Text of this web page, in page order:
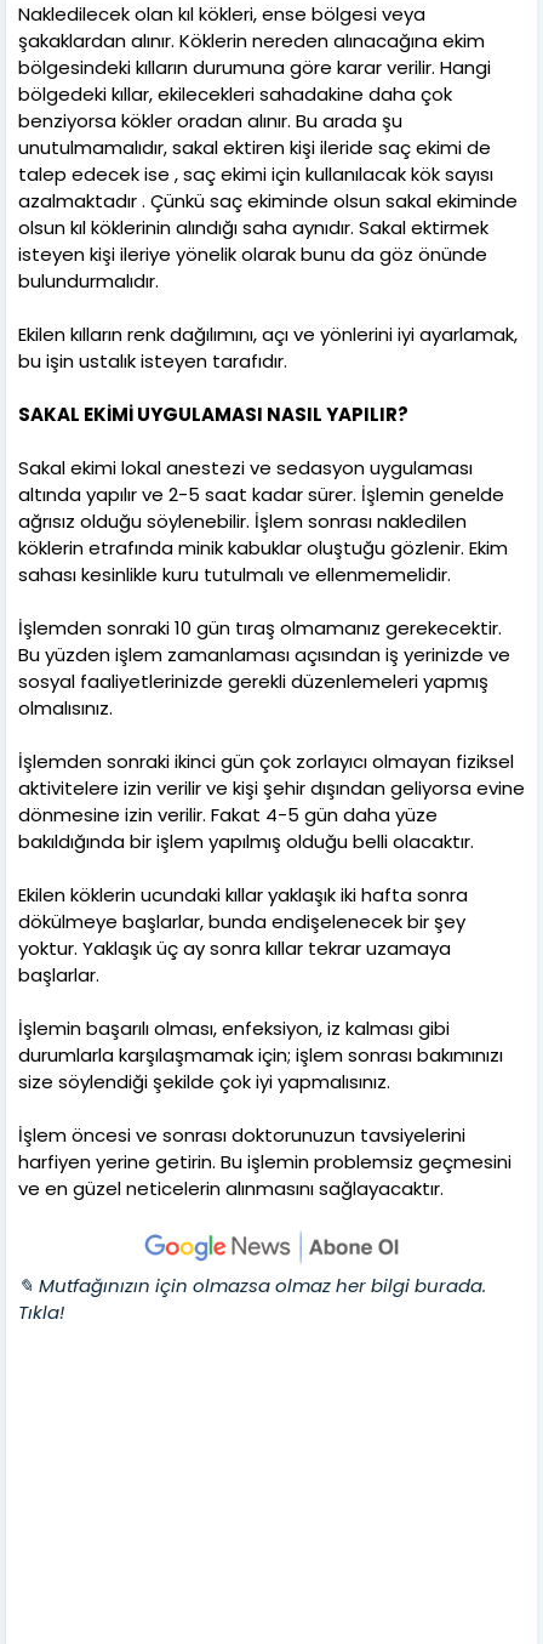
Nakledilecek olan kıl kökleri, ense bölgesi veya
şakaklardan alınır. Köklerin nereden alınacağına ekim
bölgesindeki kılların durumuna göre karar verilir. Hangi
bölgedeki kıllar, ekilecekleri sahadakine daha çok
benziyorsa kökler oradan alınır. Bu arada şu
unutulmamalıdır, sakal ektiren kişi ileride saç ekimi de
talep edecek ise , saç ekimi için kullanılacak kök sayısı
azalmaktadır . Çünkü saç ekiminde olsun sakal ekiminde
olsun kıl köklerinin alındığı saha aynıdır. Sakal ektirmek
isteyen kişi ileriye yönelik olarak bunu da göz önünde
bulundurmalıdır.
Ekilen kılların renk dağılımını, açı ve yönlerini iyi ayarlamak,
bu işin ustalık isteyen tarafıdır.
SAKAL EKİMİ UYGULAMASI NASIL YAPILIR?
Sakal ekimi lokal anestezi ve sedasyon uygulaması
altında yapılır ve 2-5 saat kadar sürer. İşlemin genelde
ağrısız olduğu söylenebilir. İşlem sonrası nakledilen
köklerin etrafında minik kabuklar oluştuğu gözlenir. Ekim
sahası kesinlikle kuru tutulmalı ve ellenmemelidir.
İşlemden sonraki 10 gün tıraş olmamanız gerekecektir.
Bu yüzden işlem zamanlaması açısından iş yerinizde ve
sosyal faaliyetlerinizde gerekli düzenlemeleri yapmış
olmalısınız.
İşlemden sonraki ikinci gün çok zorlayıcı olmayan fiziksel
aktivitelere izin verilir ve kişi şehir dışından geliyorsa evine
dönmesine izin verilir. Fakat 4-5 gün daha yüze
bakıldığında bir işlem yapılmış olduğu belli olacaktır.
Ekilen köklerin ucundaki kıllar yaklaşık iki hafta sonra
dökülmeye başlarlar, bunda endişelenecek bir şey
yoktur. Yaklaşık üç ay sonra kıllar tekrar uzamaya
başlarlar.
İşlemin başarılı olması, enfeksiyon, iz kalması gibi
durumlarla karşılaşmamak için; işlem sonrası bakımınızı
size söylendiği şekilde çok iyi yapmalısınız.
İşlem öncesi ve sonrası doktorunuzun tavsiyelerini
harfiyen yerine getirin. Bu işlemin problemsiz geçmesini
ve en güzel neticelerin alınmasını sağlayacaktır.
✎ Mutfağınızın için olmazsa olmaz her bilgi burada.
Tıkla!